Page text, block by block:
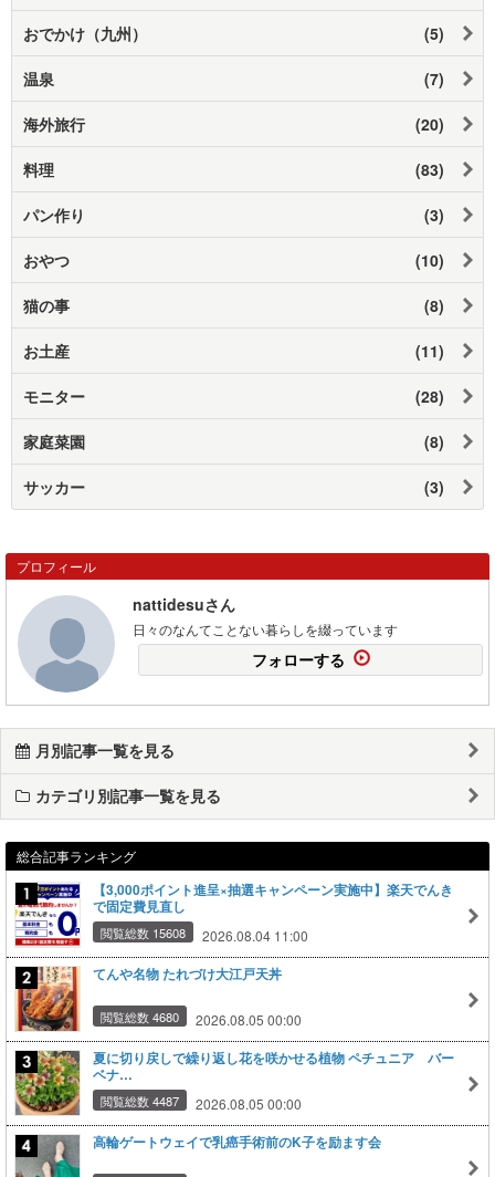
おでかけ（九州） (5)
温泉 (7)
海外旅行 (20)
料理 (83)
パン作り (3)
おやつ (10)
猫の事 (8)
お土産 (11)
モニター (28)
家庭菜園 (8)
サッカー (3)
プロフィール
nattidesuさん
日々のなんてことない暮らしを綴っています
フォローする
月別記事一覧を見る
カテゴリ別記事一覧を見る
総合記事ランキング
【3,000ポイント進呈×抽選キャンペーン実施中】楽天でんき
で固定費見直し
閲覧総数 15608 2026.08.04 11:00
てんや名物 たれづけ大江戸天丼
閲覧総数 4680 2026.08.05 00:00
夏に切り戻しで繰り返し花を咲かせる植物 ペチュニア バー
ベナ…
閲覧総数 4487 2026.08.05 00:00
高輪ゲートウェイで乳癌手術前のK子を励ます会